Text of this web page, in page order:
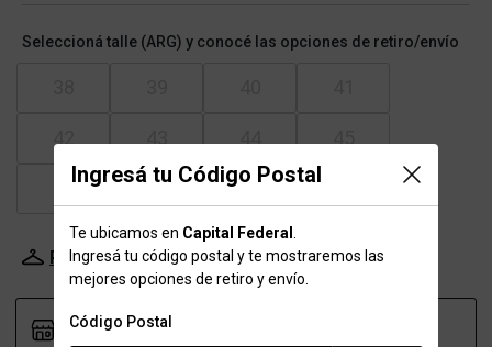
Ingresá tu Código Postal
Te ubicamos en Capital Federal
Ingresá tu código postal y te mostraremos las
mejores opciones de retiro y envío.
Código Postal
Seleccioná talle (ARG) y conocé las opciones de retiro/envío
46
Probador Virtual Tabla de talles